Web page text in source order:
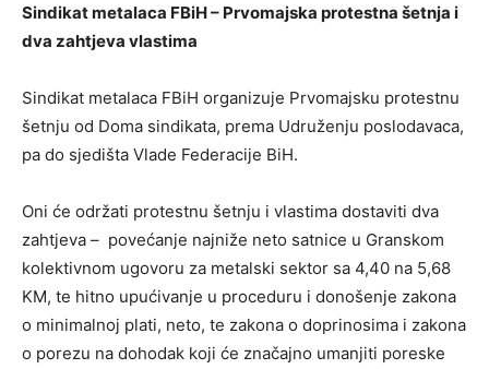
Sindikat metalaca FBiH – Prvomajska protestna šetnja i
dva zahtjeva vlastima
Sindikat metalaca FBiH organizuje Prvomajsku protestnu
šetnju od Doma sindikata, prema Udruženju poslodavaca,
pa do sjedišta Vlade Federacije BiH.
Oni će održati protestnu šetnju i vlastima dostaviti dva
zahtjeva – povećanje najniže neto satnice u Granskom
kolektivnom ugovoru za metalski sektor sa 4,40 na 5,68
KM, te hitno upućivanje u proceduru i donošenje zakona
o minimalnoj plati, neto, te zakona o doprinosima i zakona
o porezu na dohodak koji će značajno umanjiti poreske